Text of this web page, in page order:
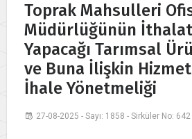
Toprak Mahsulleri
Müdürlüğünün
Yapacağı Tarımsal
ve Buna İlişkin Hizmet
İhale Yönetmeliği
27-08-2025 - Sayı: 1858 - Sirküler No: 642